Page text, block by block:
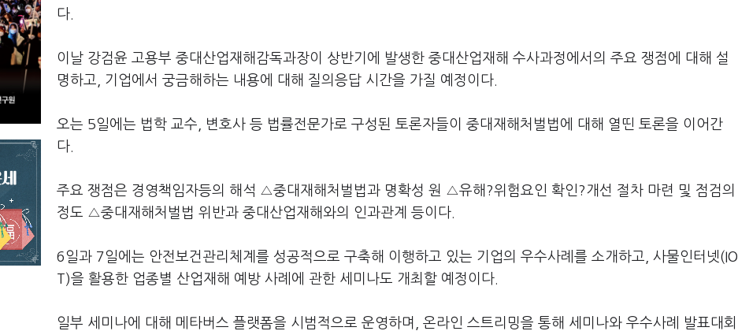
다.
이날 강검윤 고용부 중대산업재해감독과장이 상반기에 발생한 중대산업재해 수사과정에서의 주요 쟁점에 대해 설
명하고, 기업에서 궁금해하는 내용에 대해 질의응답 시간을 가질 예정이다.
오는 5일에는 법학 교수, 변호사 등 법률전문가로 구성된 토론자들이 중대재해처벌법에 대해 열띤 토론을 이어간
다.
주요 쟁점은 경영책임자등의 해석 △중대재해처벌법과 명확성 원 △유해?위험요인 확인?개선 절차 마련 및 점검의
정도 △중대재해처벌법 위반과 중대산업재해와의 인과관계 등이다.
6일과 7일에는 안전보건관리체계를 성공적으로 구축해 이행하고 있는 기업의 우수사례를 소개하고, 사물인터넷(IO
T)을 활용한 업종별 산업재해 예방 사례에 관한 세미나도 개최할 예정이다.
일부 세미나에 대해 메타버스 플랫폼을 시범적으로 운영하며, 온라인 스트리밍을 통해 세미나와 우수사례 발표대회